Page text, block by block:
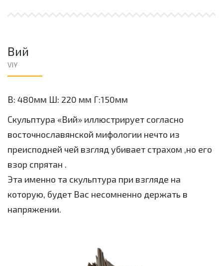
Вий
VIY
В: 480мм Ш: 220 мм Г:150мм
Скульптура «Вий» иллюстрирует согласно
восточнославянской мифологии нечто из
преисподней чей взгляд убивает страхом ,но его
взор спрятан .
Эта именно та скульптура при взгляде на
которую, будет Вас несомненно держать в
напряжении.